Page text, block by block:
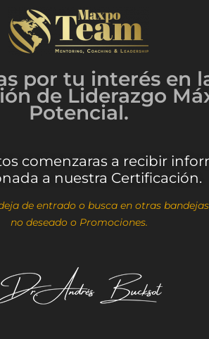
por tu interés en
de Liderazgo
Potencial.
comenzaras a recibir
a nuestra Certificación.
de entrado o busca en otras
no deseado o Promociones.